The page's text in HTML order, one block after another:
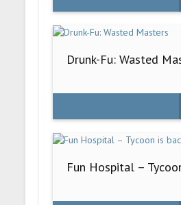
Drunk-Fu: Wasted
Fun Hospital –